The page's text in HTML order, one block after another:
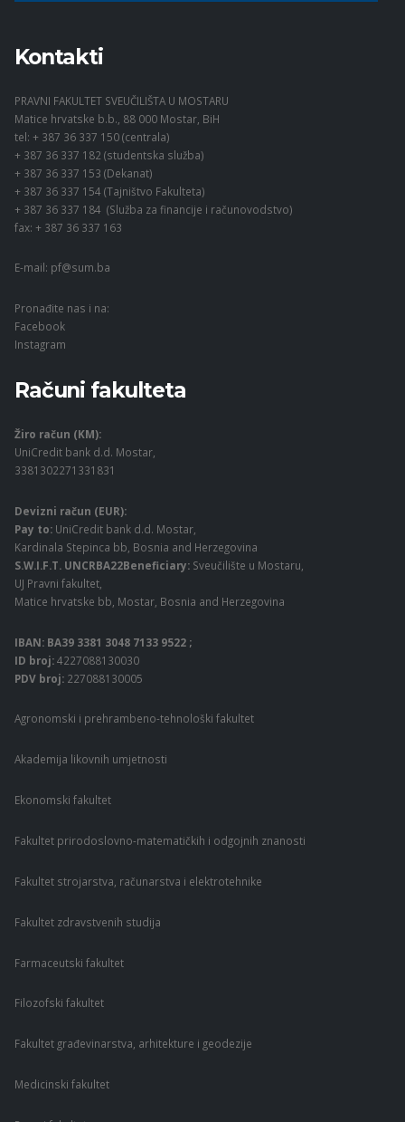
Kontakti
PRAVNI FAKULTET SVEUČILIŠTA U MOSTARU
Matice hrvatske b.b., 88 000 Mostar, BiH
tel: + 387 36 337 150 (centrala)
+ 387 36 337 182 (studentska služba)
+ 387 36 337 153 (Dekanat)
+ 387 36 337 154 (Tajništvo Fakulteta)
+ 387 36 337 184 (Služba za financije i računovodstvo)
fax: + 387 36 337 163
E-mail: pf@sum.ba
Pronađite nas i na:
Facebook
Instagram
Računi fakulteta
Žiro račun (KM):
UniCredit bank d.d. Mostar,
3381302271331831
Devizni račun (EUR):
Pay to: UniCredit bank d.d. Mostar,
Kardinala Stepinca bb, Bosnia and Herzegovina
S.W.I.F.T. UNCRBA22Beneficiary: Sveučilište u Mostaru,
UJ Pravni fakultet,
Matice hrvatske bb, Mostar, Bosnia and Herzegovina
IBAN: BA39 3381 3048 7133 9522 ;
ID broj:4227088130030
PDV broj: 227088130005
Agronomski i prehrambeno-tehnološki fakultet
Akademija likovnih umjetnosti
Ekonomski fakultet
Fakultet prirodoslovno-matematičkih i odgojnih znanosti
Fakultet strojarstva, računarstva i elektrotehnike
Fakultet zdravstvenih studija
Farmaceutski fakultet
Filozofski fakultet
Fakultet građevinarstva, arhitekture i geodezije
Medicinski fakultet